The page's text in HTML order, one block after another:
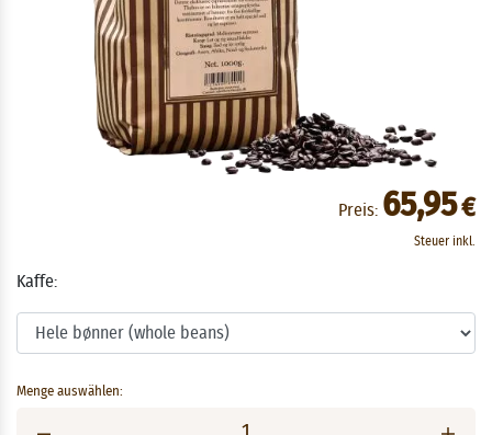
Preis: 65,95€
Steuer inkl.
Kaffe:
Menge auswählen: